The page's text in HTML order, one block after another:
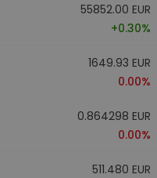
55852.00 EUR
+0.30%
1649.93 EUR
0.00%
0.864298 EUR
0.00%
511.480 EUR